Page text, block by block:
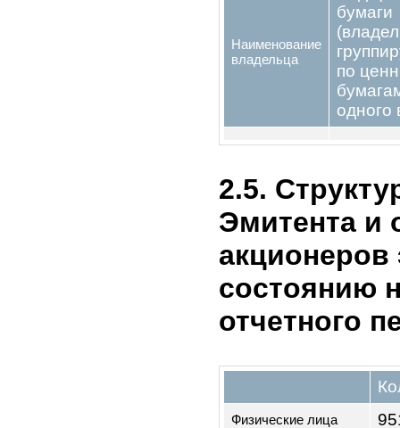
Наименование
акционера
Министерство
цифрового
Республики
Социальный
Фонд КР
2.4. Лица,
чем 5 %
ценных